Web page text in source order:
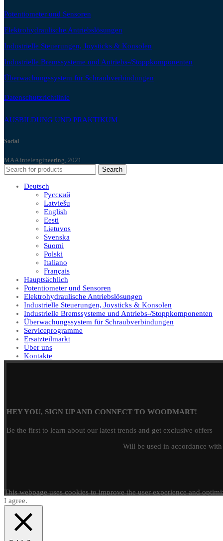
Potentiometer und Sensoren
Elektrohydraulische Antriebslösungen
Industrielle Steuerungen, Joysticks & Konsolen
Industrielle Bremssysteme und Antriebs-/Stoppkomponenten
Überwachungssystem für Schraubverbindungen
Datenschutzrichtlinie
AUSBILDUNG UND PRAKTIKUM
Social
MAA intelengineering, 2021
Search
Deutsch
Русский
Latviešu
English
Eesti
Lietuvos
Svenska
Suomi
Polski
Italiano
Français
Hauptsächlich
Potentiometer und Sensoren
Elektrohydraulische Antriebslösungen
Industrielle Steuerungen, Joysticks & Konsolen
Industrielle Bremssysteme und Antriebs-/Stoppkomponenten
Überwachungssystem für Schraubverbindungen
Serviceprogramme
Ersatzteilmarkt
Über uns
Kontakte
HEY YOU, SIGN UP AND CONNECT TO WOODMART!
Be the first to learn about our latest trends and get exclusive offers
Will be used in accordance
This webpage uses cookies to improve the user experience and
I agree.